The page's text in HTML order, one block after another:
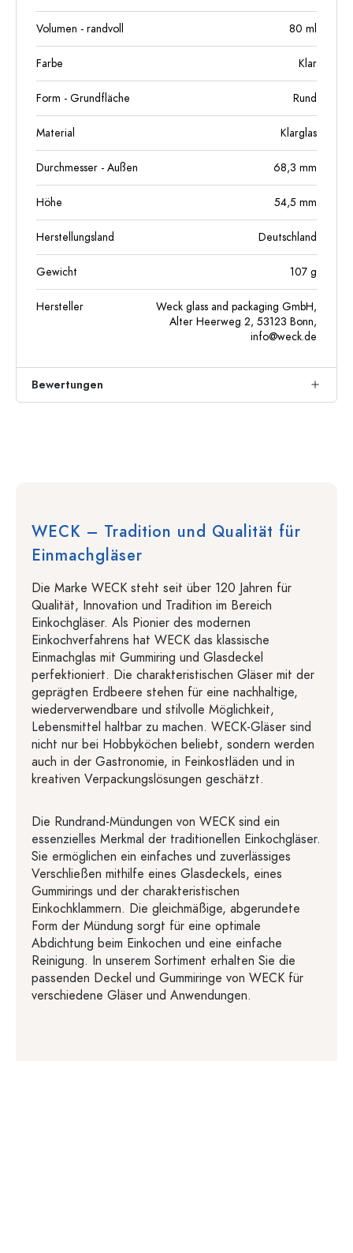
Volumen - randvoll 80 ml
Farbe Klar
Form - Grundfläche Rund
Material Klarglas
Durchmesser - Außen 68,3 mm
Höhe 54,5 mm
Herstellungsland Deutschland
Gewicht 107 g
Hersteller
Weck glass and packaging GmbH,
Alter Heerweg 2, 53123 Bonn,
info@weck.de
Bewertungen
WECK – Tradition und Qualität für
Einmachgläser
Die Marke WECK steht seit über 120 Jahren für
Qualität, Innovation und Tradition im Bereich
Einkochgläser. Als Pionier des modernen
Einkochverfahrens hat WECK das klassische
Einmachglas mit Gummiring und Glasdeckel
perfektioniert. Die charakteristischen Gläser mit der
geprägten Erdbeere stehen für eine nachhaltige,
wiederverwendbare und stilvolle Möglichkeit,
Lebensmittel haltbar zu machen. WECK-Gläser sind
nicht nur bei Hobbyköchen beliebt, sondern werden
auch in der Gastronomie, in Feinkostläden und in
kreativen Verpackungslösungen geschätzt.
Die Rundrand-Mündungen von WECK sind ein
essenzielles Merkmal der traditionellen Einkochgläser.
Sie ermöglichen ein einfaches und zuverlässiges
Verschließen mithilfe eines Glasdeckels, eines
Gummirings und der charakteristischen
Einkochklammern. Die gleichmäßige, abgerundete
Form der Mündung sorgt für eine optimale
Abdichtung beim Einkochen und eine einfache
Reinigung. In unserem Sortiment erhalten Sie die
passenden Deckel und Gummiringe von WECK für
verschiedene Gläser und Anwendungen.